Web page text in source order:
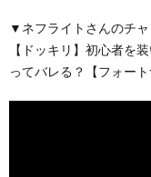
▼ネフライトさんのチ
【ドッキリ】初心者を
ってバレる？【フォー